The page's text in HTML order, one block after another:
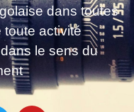
dans toutes
activité
le sens du